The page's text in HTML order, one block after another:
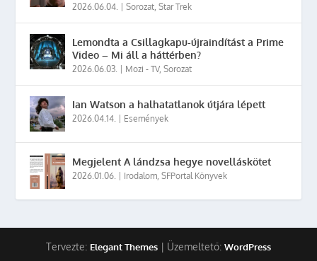
2026.06.04. |Sorozat,Star Trek
Lemondta a Csillagkapu-újraindítást a Prime
Video – Mi áll a háttérben?
2026.06.03. Mozi - TV,Sorozat
Ian Watson a halhatatlanok útjára lépett
2026.04.14. Események
Megjelent A lándzsa hegye novelláskötet
2026.01.06. Irodalom,SFPortal Könyvek
Tervezte: Elegant Themes | Üzemeltető: WordPress